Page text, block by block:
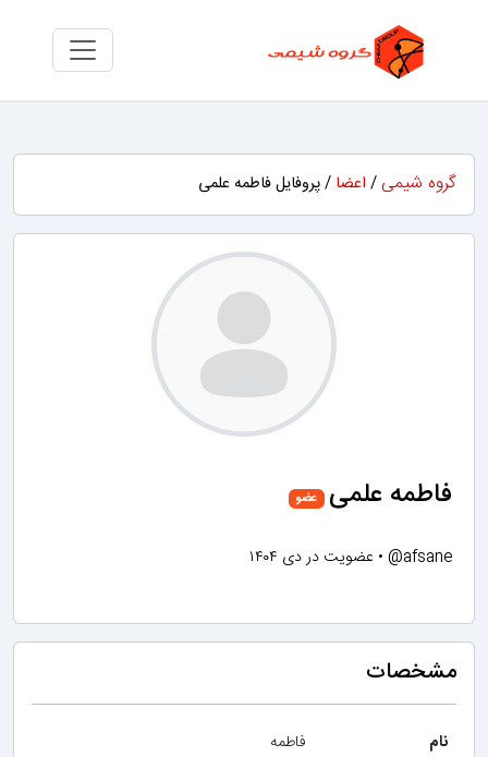
گروه شیمی / اعضا / پروفایل فاطمه علمی
فاطمه علمی عضو
@afsane
• عضویت در دی ۱۴۰۴
مشخصات
نام
فاطمه